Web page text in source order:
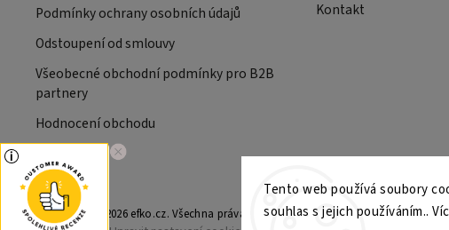
Tento web používá soubory
souhlas s jejich používáním..
Podmínky ochrany osobních údajů
Odstoupení od smlouvy
Všeobecné obchodní podmínky pro B2B
partnery
Hodnocení obchodu
Kontakt
Copyright 2026 efko.cz. Všechna práva vyhrazena.